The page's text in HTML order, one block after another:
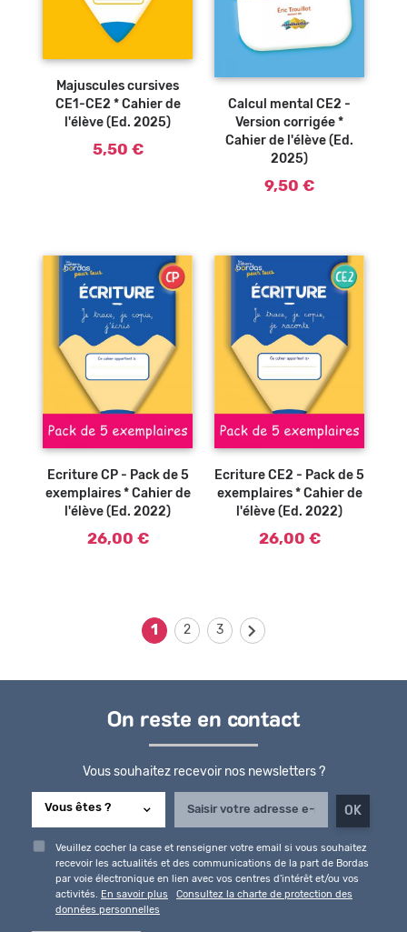
Ajouter au
Majuscules cursives
CE1-CE2 * Cahier de
l'élève (Ed. 2025)
5,50 €
Ajouter au
Calcul mental CE2 -
Version corrigée *
Cahier de l'élève (Ed.
2025)
9,50 €
Ajouter au
Ecriture CP - Pack de 5
exemplaires * Cahier de
l'élève (Ed. 2022)
26,00 €
Ajouter au
Ecriture CE2 - Pack de 5
exemplaires * Cahier de
l'élève (Ed. 2022)
26,00 €
1 2 3
On reste en contact
Vous souhaitez recevoir nos newsletters ?
Veuillez cocher la case et renseigner votre email si vous souhaitez
recevoir les actualités et des communications de la part de Bordas
par voie électronique en lien avec vos centres d'intérêt et/ou vos
activités.
En savoir plus
Consultez la charte de protection des
données personnelles